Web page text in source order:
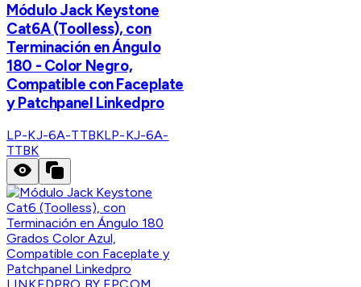
Módulo Jack Keystone
Cat6A (Toolless), con
Terminación en Ángulo
180 - Color Negro,
Compatible con Faceplate
y Patchpanel Linkedpro
LP-KJ-6A-TTBKLP-KJ-6A-
TTBK